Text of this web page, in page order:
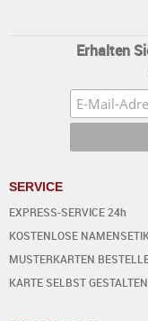
Erhalten
SERVICE
EXPRESS-SERVICE 24h
KOSTENLOSE
MUSTERKARTEN
KARTE SELBST GESTALTEN